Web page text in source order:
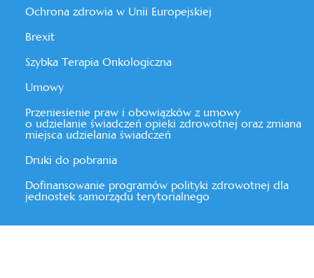
Ochrona zdrowia w Unii Europejskiej
Brexit
Szybka Terapia Onkologiczna
Umowy
Przeniesienie praw i obowiązków z umowy
o udzielanie świadczeń opieki zdrowotnej oraz zmiana
miejsca udzielania świadczeń
Druki do pobrania
Dofinansowanie programów polityki zdrowotnej dla
jednostek samorządu terytorialnego